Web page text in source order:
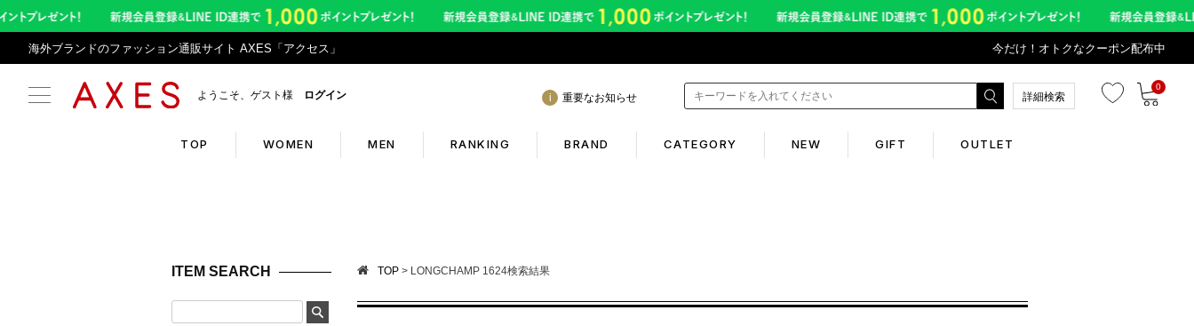
海外ブランドのファッション通販サイト AXES「アクセス」 今だけ！オトクなクーポン配布中
ようこそ、ゲスト様 ログイン 重要なお知らせ 詳細検索
0
TOP WOMEN MEN RANKING BRAND CATEGORY NEW GIFT OUTLET
令和8年熊本地震に伴う配送のご案内
Contents
ITEM SEARCH TOP LONGCHAMP 1624検索結果